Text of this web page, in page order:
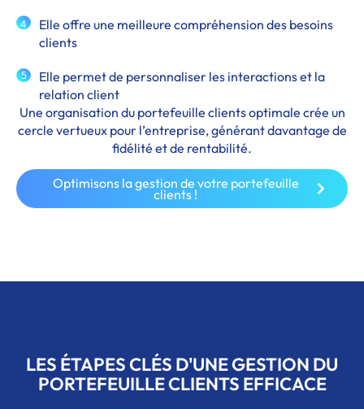
4
Elle offre une meilleure compréhension des besoins
clients
5
Elle permet de personnaliser les interactions et la
relation client
Une organisation du portefeuille clients optimale crée un
cercle vertueux pour l’entreprise, générant davantage de
fidélité et de rentabilité.
Optimisons la gestion de votre portefeuille
clients !
LES ÉTAPES CLÉS D'UNE GESTION DU
PORTEFEUILLE CLIENTS EFFICACE